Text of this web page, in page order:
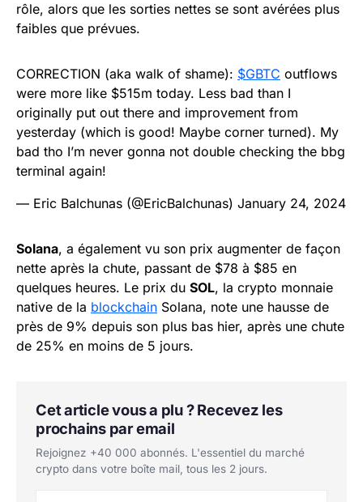
rôle, alors que les sorties nettes se sont avérées plus
faibles que prévues.
CORRECTION (aka walk of shame): $GBTC outflows
were more like $515m today. Less bad than I
originally put out there and improvement from
yesterday (which is good! Maybe corner turned). My
bad tho I’m never gonna not double checking the bbg
terminal again!
— Eric Balchunas (@EricBalchunas) January 24, 2024
Solana, a également vu son prix augmenter de façon
nette après la chute, passant de $78 à $85 en
quelques heures. Le prix du SOL, la crypto monnaie
native de la blockchain Solana, note une hausse de
près de 9% depuis son plus bas hier, après une chute
de 25% en moins de 5 jours.
Cet article vous a plu ? Recevez les
prochains par email
Rejoignez +40 000 abonnés. L'essentiel du marché
crypto dans votre boîte mail, tous les 2 jours.